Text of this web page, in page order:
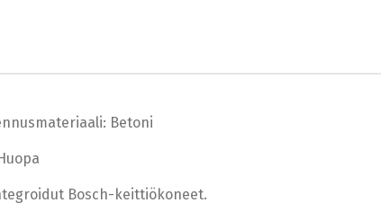
Betoni
Bosch-keittiökoneet.